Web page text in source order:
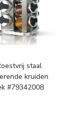
staal
kruiden
#79342008